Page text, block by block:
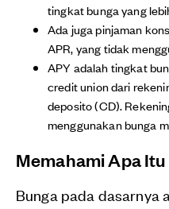
tingkat bunga yang
Ada juga pinjaman
APR, yang tidak
APY adalah tingkat
credit union dari
deposito (CD).
menggunakan bunga
Memahami Apa
Bunga pada dasarnya